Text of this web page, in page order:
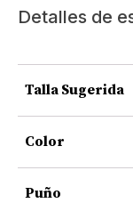
Detalles de
Talla Sugerida
Color
Puño